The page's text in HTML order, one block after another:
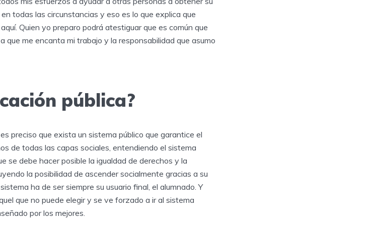
todas las circunstancias y eso es lo que explica que
Quien yo preparo podrá atestiguar que es común que
que me encanta mi trabajo y la responsabilidad que asumo
pública?
preciso que exista un sistema público que garantice el
de todas las capas sociales, entendiendo el sistema
se debe hacer posible la igualdad de derechos y la
la posibilidad de ascender socialmente gracias a su
ha de ser siempre su usuario final, el alumnado. Y
que no puede elegir y se ve forzado a ir al sistema
por los mejores.